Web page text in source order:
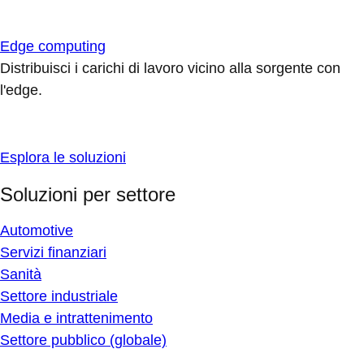
Edge computing
Distribuisci i carichi di lavoro vicino alla sorgente con
l'edge.
Esplora le soluzioni
Soluzioni per settore
Automotive
Servizi finanziari
Sanità
Settore industriale
Media e intrattenimento
Settore pubblico (globale)